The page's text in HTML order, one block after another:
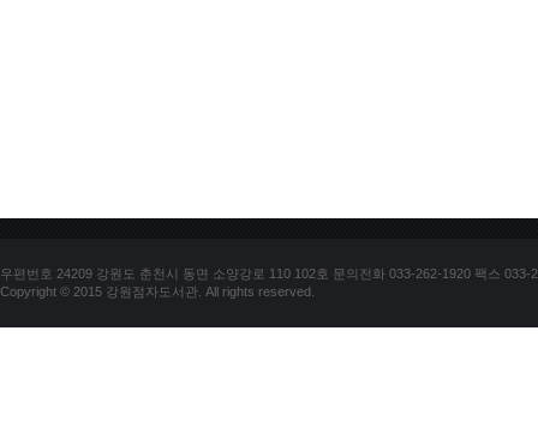
우편번호 24209 강원도 춘천시 동면 소양강로 110 102호 문의전화 033-262-1920 팩스 033-
Copyright © 2015 강원점자도서관. All rights reserved.